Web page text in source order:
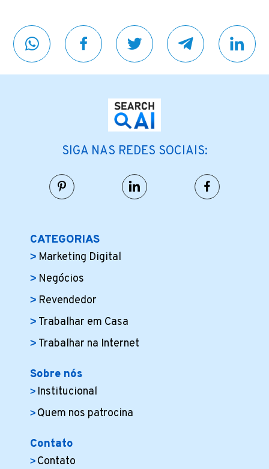
SIGA NAS REDES SOCIAIS:
CATEGORIAS
Marketing Digital
Negócios
Revendedor
Trabalhar em Casa
Trabalhar na Internet
Sobre nós
Institucional
Quem nos patrocina
Contato
Contato